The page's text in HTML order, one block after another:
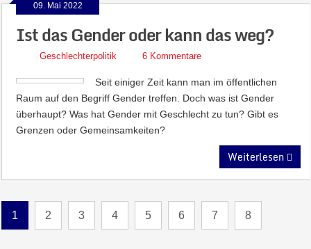
09. Mai 2022
Ist das Gender oder kann das weg?
Geschlechterpolitik 6 Kommentare
Seit einiger Zeit kann man im öffentlichen
Raum auf den Begriff Gender treffen. Doch was ist Gender
überhaupt? Was hat Gender mit Geschlecht zu tun? Gibt es
Grenzen oder Gemeinsamkeiten?
Weiterlesen
1 2 3 4 5 6 7 8